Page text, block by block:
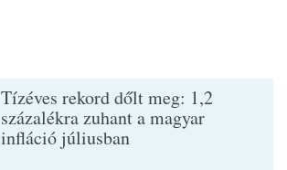
Tízéves rekord dőlt meg: 1,2
százalékra zuhant a magyar
infláció júliusban